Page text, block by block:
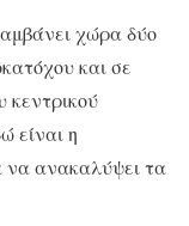
χώρα δύο
και σε
κεντρικού
είναι η
να ανακαλύψει τα